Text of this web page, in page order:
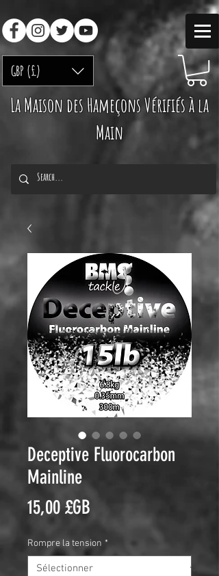
GBP (£)
La Maison des Hameçons Vérifiés à la
Main
Deceptive Fluorocarbon
Mainline
15,00 £GB
Rompre la tension *